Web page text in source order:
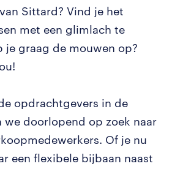
Sittard? Vind je het
met een glimlach te
je graag de mouwen op?
opdrachtgevers in de
doorlopend op zoek naar
Of je nu
een flexibele bijbaan naast